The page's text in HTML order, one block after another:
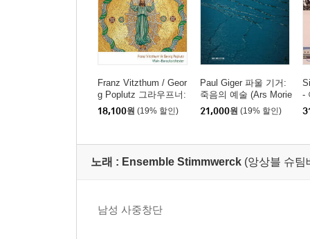
Franz Vitzthum / Geor
g Poplutz 그라우프너:
칸타타 아리아와 이중
창, 협주곡 (Graupner:
n)
18,100원 (19% 할인)
Paul Giger 파울 기거:
죽음의 예술 (Ars Morie
ndi)
21,000원 (19% 할인)
-
노래 : Ensemble Stimmwerck (앙상블 슈팀
남성 사중창단